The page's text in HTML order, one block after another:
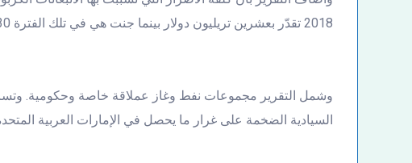
2018 تقدّر بعشرين تريليون دولار بينما جنت هي في تلك الفترة 30 تريليون دولار.
وشمل التقرير مجموعات نفط وغاز عملاقة خاصة وحكومية.
السيادية الضخمة على غرار ما يحصل في الإمارات العربية